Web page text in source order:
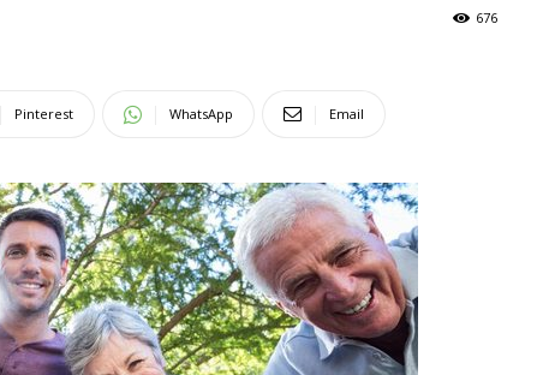
676
Pinterest WhatsApp Email